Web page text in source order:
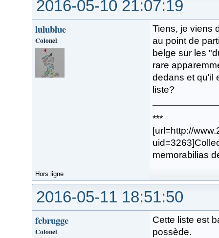
2016-05-10 21:07:19
lulublue
Colonel
Tiens, je viens
au point de
belge sur les
rare
dedans et qu'il
liste?
***
[url=http://
memorabilias
Hors ligne
2016-05-11 18:51:50
fcbrugge
Colonel
Cette liste est
possède.